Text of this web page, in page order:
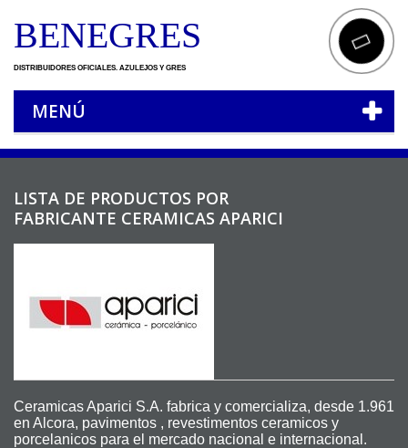
BENEGRES
DISTRIBUIDORES OFICIALES. AZULEJOS Y GRES
MENÚ
LISTA DE PRODUCTOS POR
FABRICANTE CERAMICAS APARICI
Ceramicas Aparici S.A. fabrica y comercializa, desde 1.961
en Alcora, pavimentos , revestimentos ceramicos y
porcelanicos para el mercado nacional e internacional.